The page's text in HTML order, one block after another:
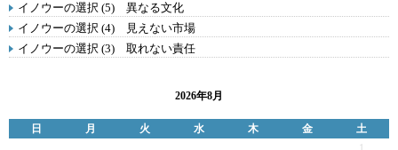
イノウーの選択 (5) 異なる文化
イノウーの選択 (4) 見えない市場
イノウーの選択 (3) 取れない責任
2026年8月
日 月 火 水 木 金
土